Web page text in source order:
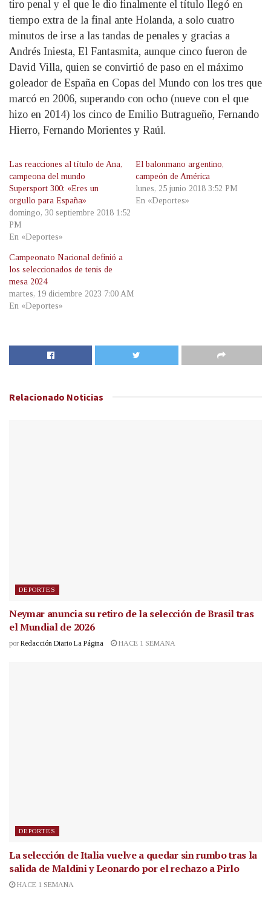
tiro penal y el que le dio finalmente el título llegó en
tiempo extra de la final ante Holanda, a solo cuatro
minutos de irse a las tandas de penales y gracias a
Andrés Iniesta, El Fantasmita, aunque cinco fueron de
David Villa, quien se convirtió de paso en el máximo
goleador de España en Copas del Mundo con los tres que
marcó en 2006, superando con ocho (nueve con el que
hizo en 2014) los cinco de Emilio Butragueño, Fernando
Hierro, Fernando Morientes y Raúl.
Las reacciones al título de Ana,
campeona del mundo
Supersport 300: «Eres un
orgullo para España»
domingo, 30 septiembre 2018 1:52
PM
En «Deportes»
El balonmano argentino,
campeón de América
lunes, 25 junio 2018 3:52 PM
En «Deportes»
Campeonato Nacional definió a
los seleccionados de tenis de
mesa 2024
martes, 19 diciembre 2023 7:00 AM
En «Deportes»
Relacionado Noticias
DEPORTES
Neymar anuncia su retiro de la selección de Brasil tras
el Mundial de 2026
por Redacción Diario La Página HACE 1 SEMANA
DEPORTES
La selección de Italia vuelve a quedar sin rumbo tras la
salida de Maldini y Leonardo por el rechazo a Pirlo
HACE 1 SEMANA